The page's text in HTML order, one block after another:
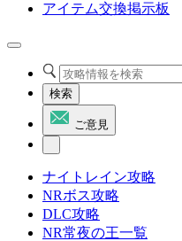
アイテム交換掲示板
検索
ご意見
ナイトレイン攻略
NRボス攻略
DLC攻略
NR常夜の王一覧